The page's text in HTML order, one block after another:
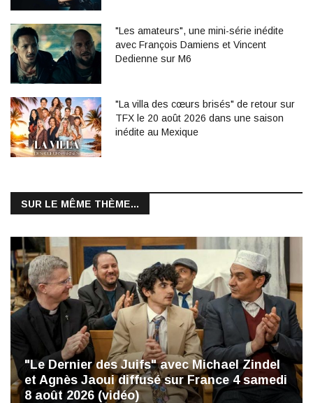
"Les amateurs", une mini-série inédite
avec François Damiens et Vincent
Dedienne sur M6
"La villa des cœurs brisés" de retour sur
TFX le 20 août 2026 dans une saison
inédite au Mexique
SUR LE MÊME THÈME...
"Le Dernier des Juifs" avec Michael Zindel
et Agnès Jaoui diffusé sur France 4 samedi
8 août 2026 (vidéo)